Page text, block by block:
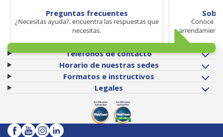
Preguntas frecuentes
¿Necesitas ayuda?, encuentra las respuestas que
necesitas.
Conoce
Teléfonos de contacto
Horario de nuestras sedes
Formatos e instructivos
Legales